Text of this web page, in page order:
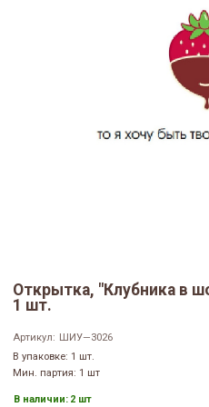
Открытка, "Клубника в
1 шт.
Артикул: ШИУ—3026
В упаковке: 1 шт.
Мин. партия: 1 шт
В наличии: 2 шт